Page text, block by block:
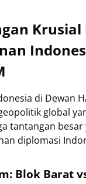
Krusial
di Dewan
global
tantangan besar
diplomasi
Blok Barat